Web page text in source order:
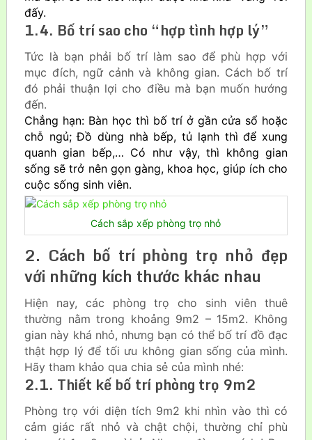
đấy.
1.4. Bố trí sao cho “hợp tình hợp lý”
Tức là bạn phải bố trí làm sao để phù hợp với
mục đích, ngữ cảnh và không gian. Cách bố trí
đó phải thuận lợi cho điều mà bạn muốn hướng
đến.
Chẳng hạn: Bàn học thì bố trí ở gần cửa sổ hoặc
chỗ ngủ; Đồ dùng nhà bếp, tủ lạnh thì để xung
quanh gian bếp,… Có như vậy, thì không gian
sống sẽ trở nên gọn gàng, khoa học, giúp ích cho
cuộc sống sinh viên.
Cách sắp xếp phòng trọ nhỏ
2. Cách bố trí phòng trọ nhỏ đẹp
với những kích thước khác nhau
Hiện nay, các phòng trọ cho sinh viên thuê
thường nằm trong khoảng 9m2 – 15m2. Không
gian này khá nhỏ, nhưng bạn có thể bố trí đồ đạc
thật hợp lý để tối ưu không gian sống của mình.
Hãy tham khảo qua chia sẻ của mình nhé:
2.1. Thiết kế bố trí phòng trọ 9m2
Phòng trọ với diện tích 9m2 khi nhìn vào thì có
cảm giác rất nhỏ và chật chội, thường chỉ phù